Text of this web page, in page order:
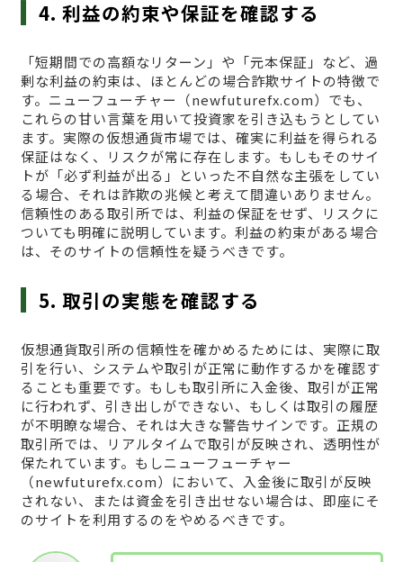
4. 利益の約束や保証を確認する
「短期間での高額なリターン」や「元本保証」など、過
剰な利益の約束は、ほとんどの場合詐欺サイトの特徴で
す。ニューフューチャー（newfuturefx.com）でも、
これらの甘い言葉を用いて投資家を引き込もうとしてい
ます。実際の仮想通貨市場では、確実に利益を得られる
保証はなく、リスクが常に存在します。もしもそのサイ
トが「必ず利益が出る」といった不自然な主張をしてい
る場合、それは詐欺の兆候と考えて間違いありません。
信頼性のある取引所では、利益の保証をせず、リスクに
ついても明確に説明しています。利益の約束がある場合
は、そのサイトの信頼性を疑うべきです。
5. 取引の実態を確認する
仮想通貨取引所の信頼性を確かめるためには、実際に取
引を行い、システムや取引が正常に動作するかを確認す
ることも重要です。もしも取引所に入金後、取引が正常
に行われず、引き出しができない、もしくは取引の履歴
が不明瞭な場合、それは大きな警告サインです。正規の
取引所では、リアルタイムで取引が反映され、透明性が
保たれています。もしニューフューチャー
（newfuturefx.com）において、入金後に取引が反映
されない、または資金を引き出せない場合は、即座にそ
のサイトを利用するのをやめるべきです。